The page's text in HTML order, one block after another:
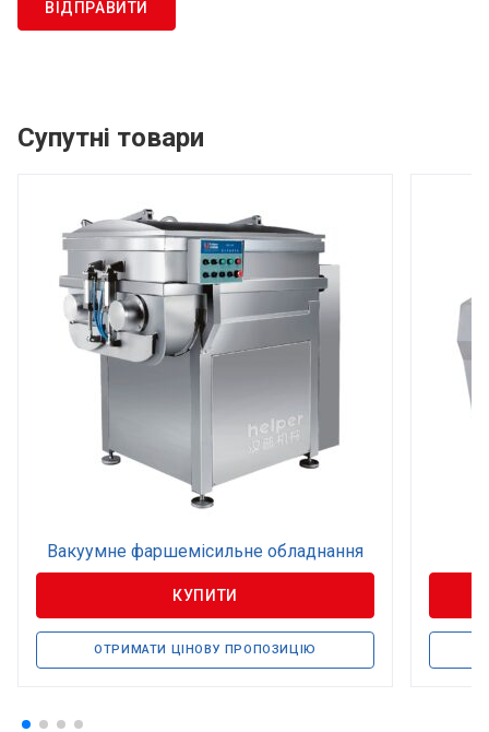
Супутні товари
Вакуумне фаршемісильне обладнання
КУПИТИ
ОТРИМАТИ ЦІНОВУ ПРОПОЗИЦІЮ